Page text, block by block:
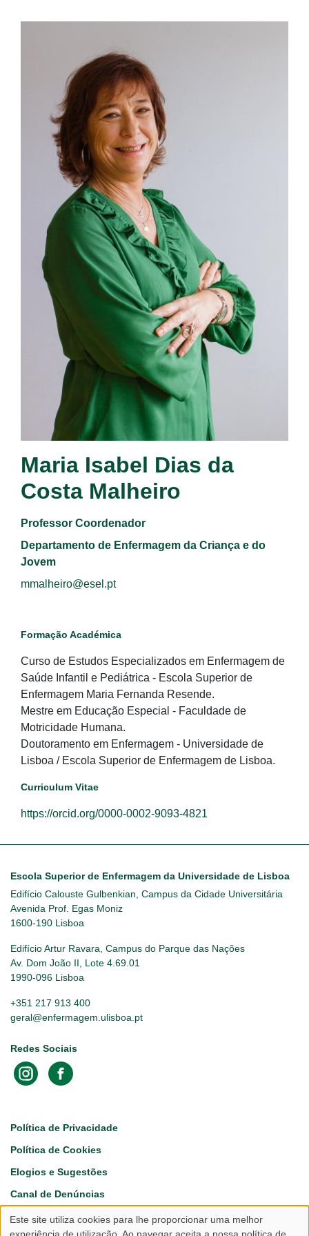
Maria Isabel Dias da
Costa Malheiro
Professor Coordenador
Departamento de Enfermagem da Criança e do
Jovem
mmalheiro@esel.pt
Formação Académica
Curso de Estudos Especializados em Enfermagem de
Saúde Infantil e Pediátrica - Escola Superior de
Enfermagem Maria Fernanda Resende.
Mestre em Educação Especial - Faculdade de
Motricidade Humana.
Doutoramento em Enfermagem - Universidade de
Lisboa / Escola Superior de Enfermagem de Lisboa.
Curriculum Vitae
https://orcid.org/0000-0002-9093-4821
Escola Superior de Enfermagem da Universidade de Lisboa
Edifício Calouste Gulbenkian, Campus da Cidade Universitária
Avenida Prof. Egas Moniz
1600-190 Lisboa
Edifício Artur Ravara, Campus do Parque das Nações
Av. Dom João II, Lote 4.69.01
1990-096 Lisboa
+351 217 913 400
geral@enfermagem.ulisboa.pt
Redes Sociais
Footer
Política de Privacidade
Política de Cookies
Elogios e Sugestões
Canal de Denúncias
Este site utiliza cookies para lhe proporcionar uma melhor